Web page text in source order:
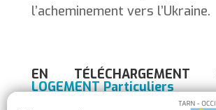
l’acheminement vers l’Ukraine.
EN
LOGEMENT Particuliers